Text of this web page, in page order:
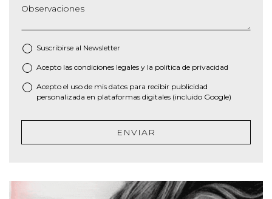
Observaciones
Suscribirse al Newsletter
* Acepto las condiciones legales y la política de privacidad
Acepto el uso de mis datos para recibir publicidad
personalizada en plataformas digitales (incluido Google)
ENVIAR